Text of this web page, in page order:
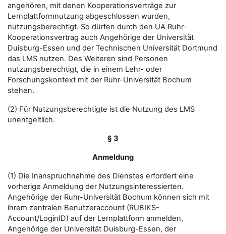
angehören, mit denen Kooperationsverträge zur
Lernplattformnutzung abgeschlossen wurden,
nutzungsberechtigt. So dürfen durch den UA Ruhr-
Kooperationsvertrag auch Angehörige der Universität
Duisburg-Essen und der Technischen Universität Dortmund
das LMS nutzen. Des Weiteren sind Personen
nutzungsberechtigt, die in einem Lehr- oder
Forschungskontext mit der Ruhr-Universität Bochum
stehen.
(2) Für Nutzungsberechtigte ist die Nutzung des LMS
unentgeltlich.
§ 3
Anmeldung
(1) Die Inanspruchnahme des Dienstes erfordert eine
vorherige Anmeldung der Nutzungsinteressierten.
Angehörige der Ruhr-Universität Bochum können sich mit
ihrem zentralen Benutzeraccount (RUBIKS-
Account/LoginID) auf der Lernplattform anmelden,
Angehörige der Universität Duisburg-Essen, der